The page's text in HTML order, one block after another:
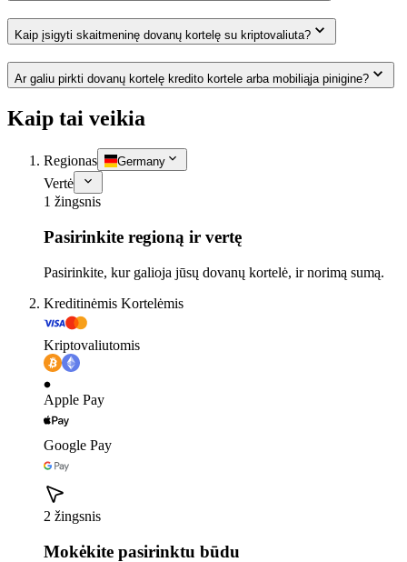
Kaip įsigyti skaitmeninę dovanų kortelę su kriptovaliuta?
Ar galiu pirkti dovanų kortelę kredito kortele arba mobiliąja pinigine?
Kaip tai veikia
Regionas Germany
Vertė
1 žingsnis
Pasirinkite regioną ir vertę
Pasirinkite, kur galioja jūsų dovanų kortelė, ir norimą sumą.
Kreditinėmis Kortelėmis
Kriptovaliutomis
Apple Pay
Google Pay
2 žingsnis
Mokėkite pasirinktu būdu